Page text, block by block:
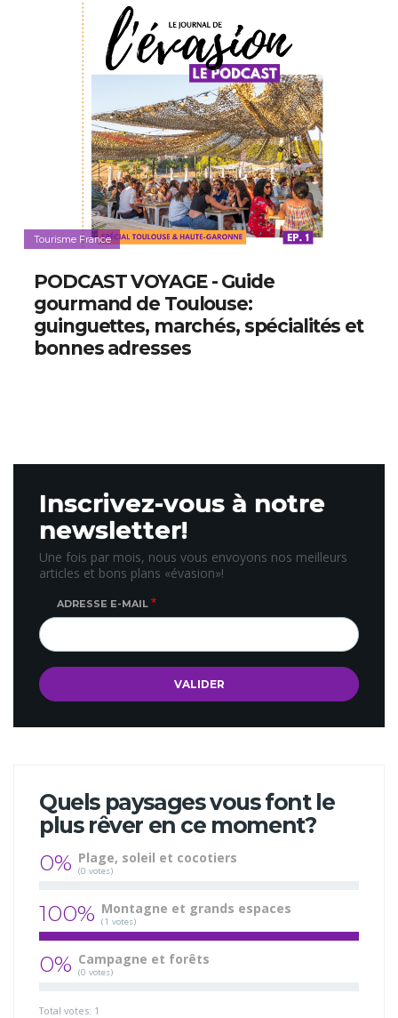
Tourisme France
PODCAST VOYAGE - Guide
gourmand de Toulouse:
guinguettes, marchés, spécialités et
bonnes adresses
Inscrivez-vous à notre
newsletter!
Une fois par mois, nous vous envoyons nos meilleurs
articles et bons plans «évasion»!
ADRESSE E-MAIL
Quels paysages vous font le
plus rêver en ce moment?
0% Plage, soleil et cocotiers
(0 votes)
100% Montagne et grands espaces
(1 votes)
0% Campagne et forêts
(0 votes)
Total votes: 1